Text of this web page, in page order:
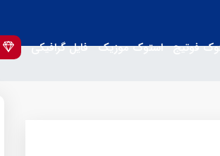
فوتیج استوک موزیک فایل گرافیکی